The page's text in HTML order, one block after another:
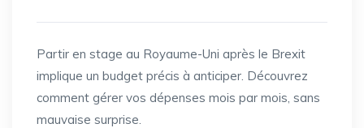
Partir en stage au Royaume-Uni après le Brexit
implique un budget précis à anticiper. Découvrez
comment gérer vos dépenses mois par mois, sans
mauvaise surprise.